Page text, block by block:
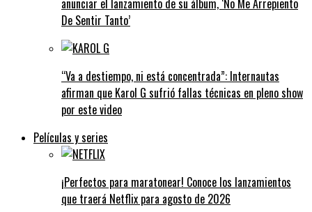
anunciar el lanzamiento de su álbum, ‘No Me Arrepiento
De Sentir Tanto’
“Va a destiempo, ni está concentrada”: Internautas
afirman que Karol G sufrió fallas técnicas en pleno show
por este video
Películas y series
¡Perfectos para maratonear! Conoce los lanzamientos
que traerá Netflix para agosto de 2026